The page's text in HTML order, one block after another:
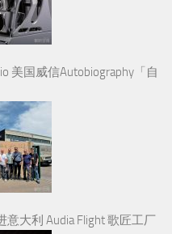
美国威信Autobiography「自
大利 Audia Flight 歌匠工厂